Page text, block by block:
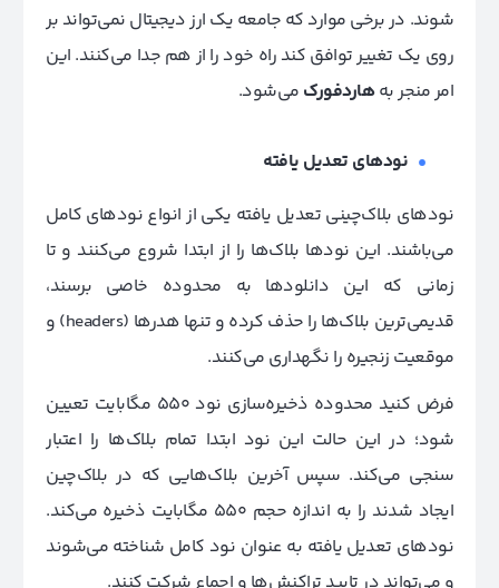
شوند. در برخی موارد که جامعه یک ارز دیجیتال نمی‌تواند بر
روی یک تغییر توافق کند راه خود را از هم جدا می‌کنند. این
امر منجر بههاردفورک می‌شود.
نود‌های تعدیل یافته
نودهای بلاک‌چینی تعدیل یافته یکی از انواع نودهای کامل
می‌باشند. این نودها بلاک‌ها را از ابتدا شروع می‌کنند و تا
زمانی که این دانلودها به محدوده خاصی برسند،
قدیمی‌ترین بلاک‌ها را حذف کرده و تنها هدرها (headers) و
موقعیت زنجیره را نگهداری می‌کنند.
فرض کنید محدوده ذخیره‌سازی نود 550 مگابایت تعیین
شود؛ در این حالت این نود ابتدا تمام بلاک‌ها را اعتبار
سنجی می‌کند. سپس آخرین بلاک‌هایی که در بلاک‌چین
ایجاد شدند را به اندازه حجم 550 مگابایت ذخیره می‌کند.
نودهای تعدیل یافته به عنوان نود کامل شناخته می‌شوند